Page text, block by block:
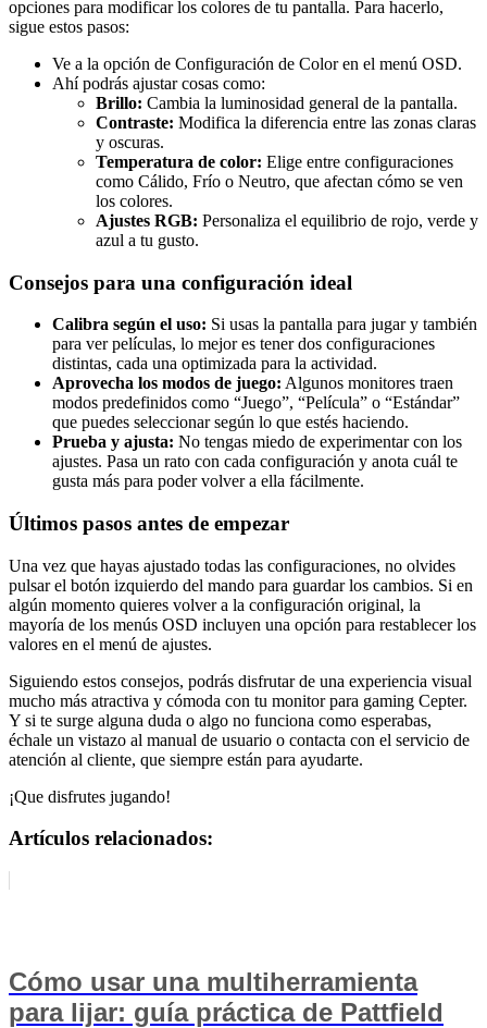
opciones para modificar los colores de tu pantalla. Para hacerlo,
sigue estos pasos:
Ve a la opción de Configuración de Color en el menú OSD.
Ahí podrás ajustar cosas como:
Brillo: Cambia la luminosidad general de la pantalla.
Contraste: Modifica la diferencia entre las zonas claras
y oscuras.
Temperatura de color: Elige entre configuraciones
como Cálido, Frío o Neutro, que afectan cómo se ven
los colores.
Ajustes RGB: Personaliza el equilibrio de rojo, verde y
azul a tu gusto.
Consejos para una configuración ideal
Calibra según el uso: Si usas la pantalla para jugar y también
para ver películas, lo mejor es tener dos configuraciones
distintas, cada una optimizada para la actividad.
Aprovecha los modos de juego: Algunos monitores traen
modos predefinidos como “Juego”, “Película” o “Estándar”
que puedes seleccionar según lo que estés haciendo.
Prueba y ajusta: No tengas miedo de experimentar con los
ajustes. Pasa un rato con cada configuración y anota cuál te
gusta más para poder volver a ella fácilmente.
Últimos pasos antes de empezar
Una vez que hayas ajustado todas las configuraciones, no olvides
pulsar el botón izquierdo del mando para guardar los cambios. Si en
algún momento quieres volver a la configuración original, la
mayoría de los menús OSD incluyen una opción para restablecer los
valores en el menú de ajustes.
Siguiendo estos consejos, podrás disfrutar de una experiencia visual
mucho más atractiva y cómoda con tu monitor para gaming Cepter.
Y si te surge alguna duda o algo no funciona como esperabas,
échale un vistazo al manual de usuario o contacta con el servicio de
atención al cliente, que siempre están para ayudarte.
¡Que disfrutes jugando!
Artículos relacionados:
Cómo usar una multiherramienta
para lijar: guía práctica de Pattfield